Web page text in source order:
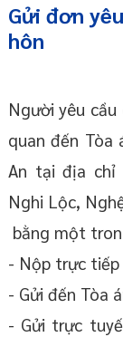
Gửi đơn
hôn
Người yêu
quan đến Tòa
An tại địa chỉ
Nghi Lộc,
bằng một
- Nộp trực tiếp
- Gửi đến Tòa
- Gửi trực